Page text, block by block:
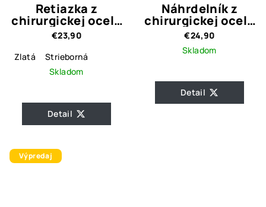
Retiazka z
chirurgickej ocele
s príveskom
Crystal Heart
€23,90
Zlatá
Strieborná
Skladom
Detail
Náhrdelník z
chirurgickej ocele
Black&White
Flower
€24,90
Skladom
Detail
Výpredaj